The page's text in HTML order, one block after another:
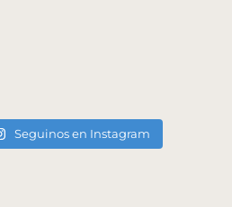
Seguinos en Instagram